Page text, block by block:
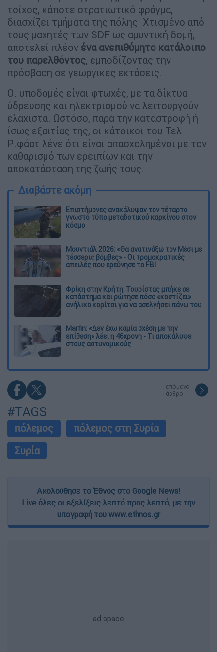
τοίχος, κάποτε στρατιωτικό φράγμα,
διασχίζει τμήματα της πόλης. Χτισμένο από
τους μαχητές των SDF ως αμυντική δομή,
αποτελεί πλέον ένα ανεπιθύμητο κατάλοιπο
του παρελθόντος, εμποδίζοντας την
πρόσβαση σε γεωργικές εκτάσεις.
Οι υποδομές είναι φτωχές, με τα δίκτυα
ύδρευσης και ηλεκτρισμού να λειτουργούν
ελάχιστα. Ωστόσο, παρά την καταστροφή ή
ίσως εξαιτίας της, οι κάτοικοι του Τελ
Ριφάατ λένε ότι είναι απασχολημένοι με τον
καθαρισμό των ερειπίων και την
αποκατάσταση της ζωής τους.
Διαβάστε ακόμη
Επιστήμονες ανακάλυψαν τον τέταρτο
γνωστό τύπο μεταδοτικού καρκίνου στον
κόσμο
Μουντιάλ 2026: «Θα ανατινάξω τον Μέσι με
τέσσερις βόμβες» - Οι τρομοκρατικές
απειλές που ερεύνησε το FBI
Φρίκη στην Κρήτη: Τουρίστας μπήκε σε
κατάστημα και ρώτησε πόσο «κοστίζει»
ανήλικο κορίτσι για να ασελγήσει πάνω του
Marfin: «Δεν έχω καμία σχέση με την
επίθεση» λέει η 46χρονη - Τι αποκάλυψε
στους αστυνομικούς
επόμενο
άρθρο
#TAGS
πόλεμος
πόλεμος στη Συρία
Συρία
Ακολούθησε το Έθνος στο Google News!
Live όλες οι εξελίξεις λεπτό προς λεπτό, με την
υπογραφή του www.ethnos.gr